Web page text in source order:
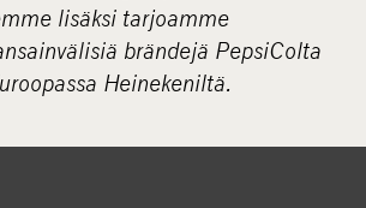
lisäksi tarjoamme
brändejä PepsiColta
Heinekeniltä.